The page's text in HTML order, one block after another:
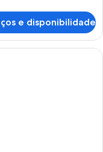
e disponibilidade
vista para a cidade |